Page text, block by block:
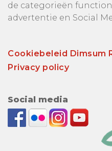
de categorieën
advertentie en Social
Cookiebeleid Dimsum
Privacy policy
Social media